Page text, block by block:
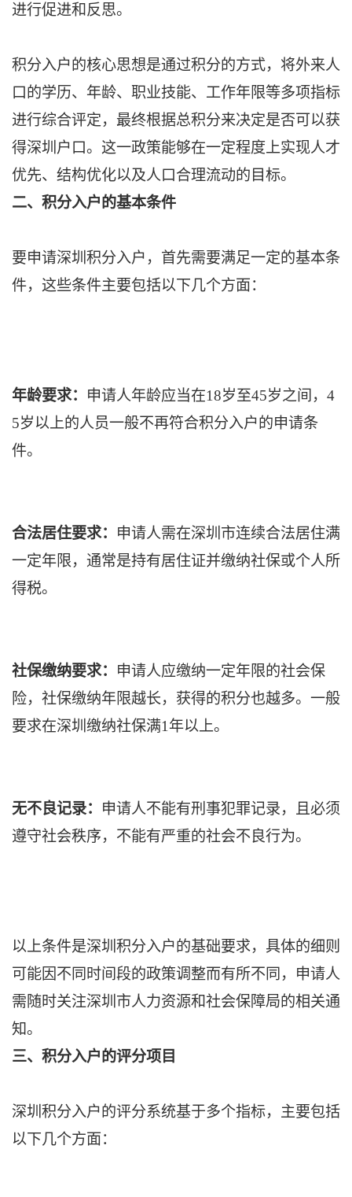
进行促进和反思。
积分入户的核心思想是通过积分的方式，将外来人
口的学历、年龄、职业技能、工作年限等多项指标
进行综合评定，最终根据总积分来决定是否可以获
得深圳户口。这一政策能够在一定程度上实现人才
优先、结构优化以及人口合理流动的目标。
二、积分入户的基本条件
要申请深圳积分入户，首先需要满足一定的基本条
件，这些条件主要包括以下几个方面：
年龄要求： 申请人年龄应当在18岁至45岁之间，4
5岁以上的人员一般不再符合积分入户的申请条
件。
合法居住要求： 申请人需在深圳市连续合法居住满
一定年限，通常是持有居住证并缴纳社保或个人所
得税。
社保缴纳要求： 申请人应缴纳一定年限的社会保
险，社保缴纳年限越长，获得的积分也越多。一般
要求在深圳缴纳社保满1年以上。
无不良记录： 申请人不能有刑事犯罪记录，且必须
遵守社会秩序，不能有严重的社会不良行为。
以上条件是深圳积分入户的基础要求，具体的细则
可能因不同时间段的政策调整而有所不同，申请人
需随时关注深圳市人力资源和社会保障局的相关通
知。
三、积分入户的评分项目
深圳积分入户的评分系统基于多个指标，主要包括
以下几个方面：